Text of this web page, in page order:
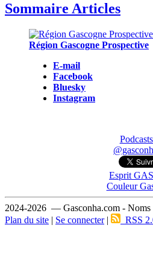
Sommaire Articles
Région Gascogne Prospective
E-mail
Facebook
Bluesky
Instagram
Esprit
Couleur
2024-2026 — Gasconha.com - Noms
Plan du site | Se connecter| RSS